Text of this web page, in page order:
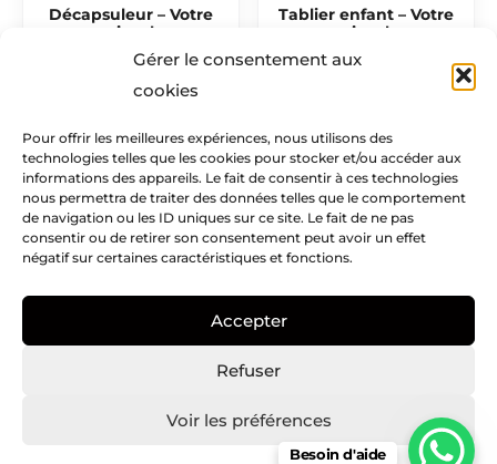
Gérer le consentement aux
cookies
Pour offrir les meilleures expériences, nous utilisons des
technologies telles que les cookies pour stocker et/ou accéder aux
informations des appareils. Le fait de consentir à ces technologies
nous permettra de traiter des données telles que le comportement
de navigation ou les ID uniques sur ce site. Le fait de ne pas
consentir ou de retirer son consentement peut avoir un effet
négatif sur certaines caractéristiques et fonctions.
Accepter
Refuser
Voir les préférences
Décapsuleur – Votre
visuel
3,50€
Tablier enfant – Votre
visuel
15,50
Mentions légales​
Infos pratiques
Creatike
Nous suivre
o
I
s
n
t
Copyright © Creatike – 2021
Besoin d'aide